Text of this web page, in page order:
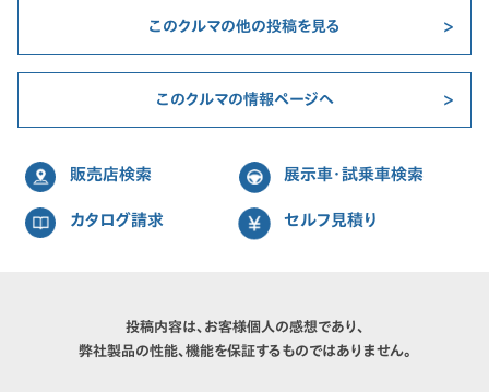
このクルマの他の投稿を見る
このクルマの情報ページへ
販売店検索 展示車・試乗車検索
カタログ請求 セルフ見積り
投稿内容は、お客様個人の感想であり、
弊社製品の性能、機能を保証するものではありません。